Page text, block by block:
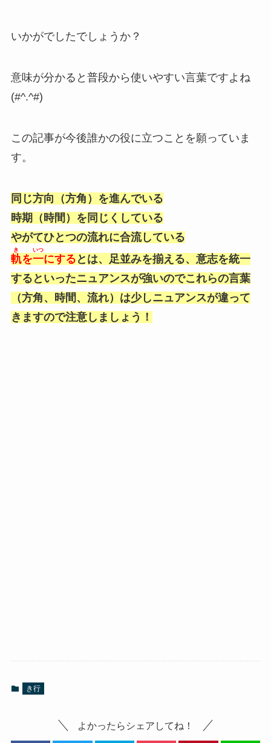
いかがでしたでしょうか？
意味が分かると普段から使いやすい言葉ですよね
(#^.^#)
この記事が今後誰かの役に立つことを願っていま
す。
同じ方向（方角）を進んでいる
時期（時間）を同じくしている
やがてひとつの流れに合流している
軌
き
を一
いつ
にする とは、足並みを揃える、意志を統一
するといったニュアンスが強いのでこれらの言葉
（方角、時間、流れ）は少しニュアンスが違って
きますので注意しましょう！
き行
よかったらシェアしてね！